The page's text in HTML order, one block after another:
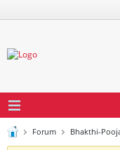
Forum Bhakthi-